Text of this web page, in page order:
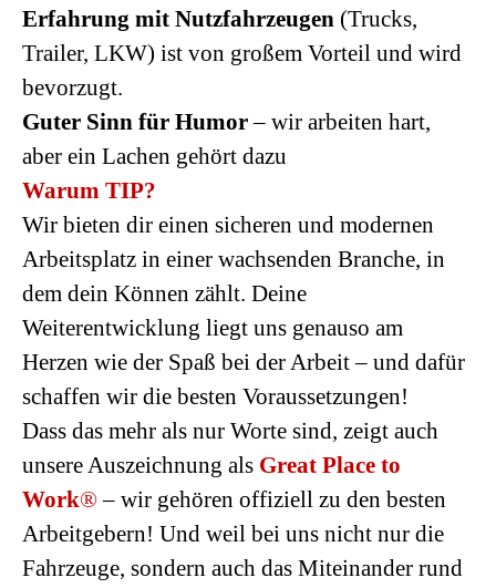
Erfahrung mit Nutzfahrzeugen (Trucks,
Trailer, LKW) ist von großem Vorteil und wird
bevorzugt.
Guter Sinn für Humor– wir arbeiten hart,
aber ein Lachen gehört dazu
Warum TIP?
Wir bieten dir einen sicheren und modernen
Arbeitsplatz in einer wachsenden Branche, in
dem dein Können zählt. Deine
Weiterentwicklung liegt uns genauso am
Herzen wie der Spaß bei der Arbeit – und dafür
schaffen wir die besten Voraussetzungen!
Dass das mehr als nur Worte sind, zeigt auch
unsere Auszeichnung als Great Place to
Work® – wir gehören offiziell zu den besten
Arbeitgebern! Und weil bei uns nicht nur die
Fahrzeuge, sondern auch das Miteinander rund